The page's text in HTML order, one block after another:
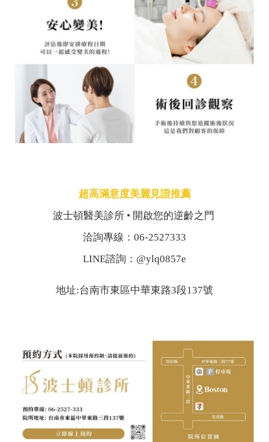
超高滿意度美麗見證推薦
波士頓醫美診所 • 開啟您的逆齡之門
洽詢專線：06-2527333
LINE諮詢：@ylq0857e
地址:台南市東區中華東路3段137號